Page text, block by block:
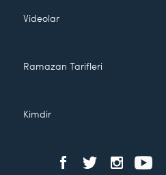
Videolar
Ramazan Tarifleri
Kimdir